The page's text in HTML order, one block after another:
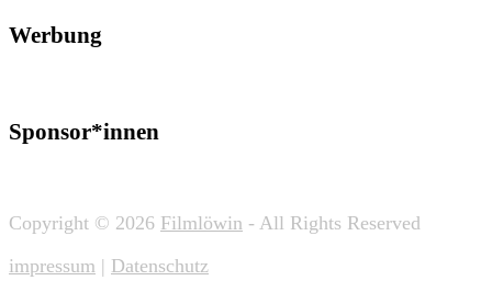
Werbung
Sponsor*innen
Copyright © 2026 Filmlöwin - All Rights Reserved
impressum | Datenschutz